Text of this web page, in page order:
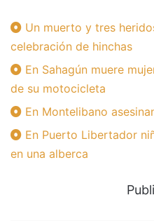
Un muerto y tres
celebración de hinchas
En Sahagún muere
de su motocicleta
En Montelibano
En Puerto Libertador
en una alberca